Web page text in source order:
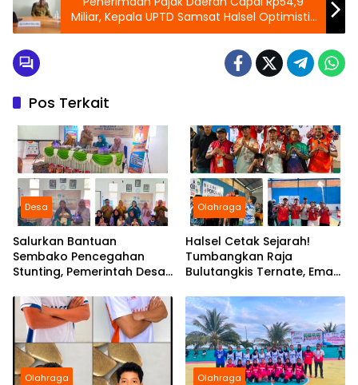
Miliar, Kepala UPTD Samsat Halsel Optimistis
Lampaui Target 2025
Pos Terkait
Desa
Salurkan Bantuan
Sembako Pencegahan
Stunting, Pemerintah Desa
Komitmen Tingkatkan Gizi
Anak
Olahraga
Halsel Cetak Sejarah!
Tumbangkan Raja
Bulutangkis Ternate, Emas
Olahraga Olahraga